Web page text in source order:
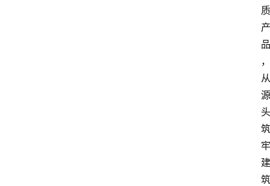
质
产
品
，
从
源
头
筑
牢
建
筑